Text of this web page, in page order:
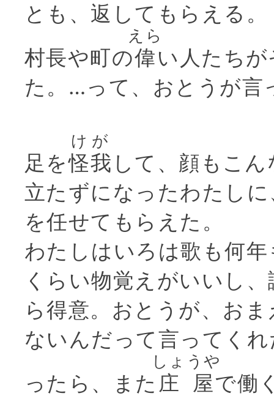
とも、返してもらえる。
村長や町の偉
えら
い人たち
た。…って、おとうが言
足を怪我
けが
して、顔もこ
立たずになったわたし
を任せてもらえた。
わたしはいろは歌も何
くらい物覚えがいいし
ら得意。おとうが、お
ないんだって言ってく
ったら、また 庄屋
しょうや
で働